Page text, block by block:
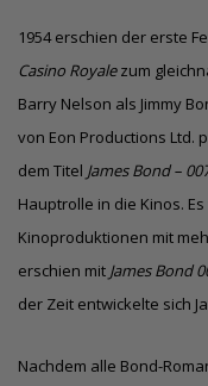
1954 erschien der erste
Casino Royalezum
Barry Nelson als Jimmy
von Eon Productions Ltd.
dem Titel James Bond –
Hauptrolle in die Kinos.
Kinoproduktionen mit
erschien mit James Bond
der Zeit entwickelte sich
Nachdem alle Bond-